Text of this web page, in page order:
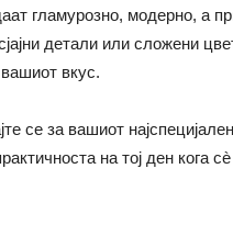
гламурозно, модерно, а
детали или сложени
вкус.
се за вашиот
на тој ден кога